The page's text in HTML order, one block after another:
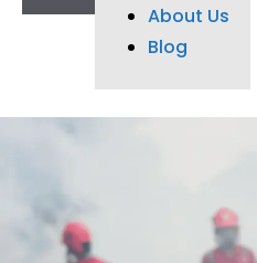
About Us
Blog